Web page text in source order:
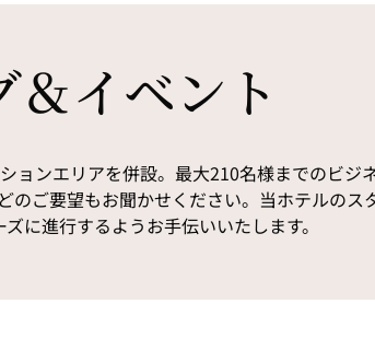
＆イベント
ョンエリアを併設。最大210名様までのビジ
ご要望もお聞かせください。当ホテルのス
に進行するようお手伝いいたします。